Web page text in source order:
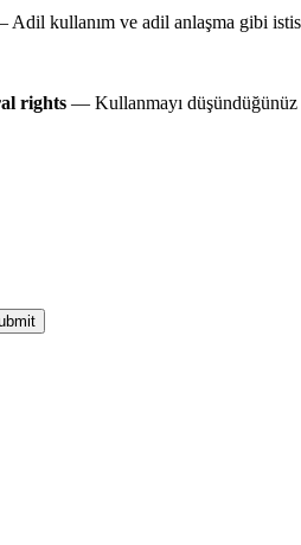
kullanım ve adil anlaşma gibi
rights — Kullanmayı düşündüğünüz